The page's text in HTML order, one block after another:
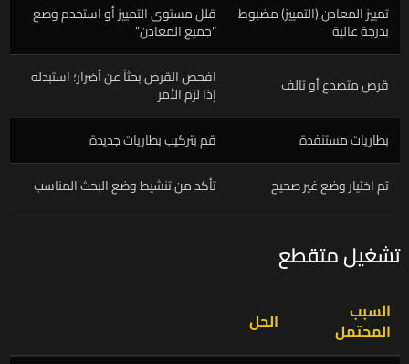
تمييز المعادن (التمييز) مضبوط
بدرجة عالية
قلل مستوى التمييز أو استخدم وضع
“جميع المعادن”
قرص متصدع أو تالف افحص القرص بحثاً عن أضرار؛ استبدله
إذا لزم الأمر
بطاريات مستنفدة
قم بتركيب بطاريات جديدة
تم اختيار وضع غير صحيح
تأكد من تنشيط وضع البحث المناسب
تشغيل متقطع
السبب
المحتمل الحل